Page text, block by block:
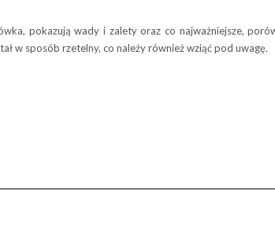
pokazują wady i zalety oraz co najważniejsze,
w sposób rzetelny, co należy również wziąć pod uwagę.